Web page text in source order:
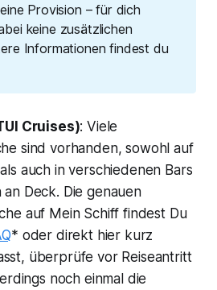
Provision – für dich
keine zusätzlichen
Informationen findest du
Cruises): Viele
sind vorhanden, sowohl auf
auch in verschiedenen Bars
Deck. Die genauen
auf Mein Schiff findest Du
* oder direkt hier kurz
überprüfe vor Reiseantritt
noch einmal die